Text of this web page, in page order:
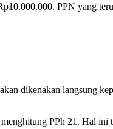
PPN yang
dikenakan langsung
PPh 21. Hal